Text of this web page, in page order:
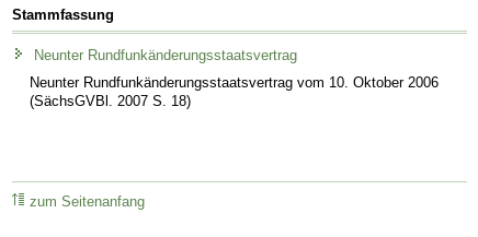
Stammfassung
Neunter Rundfunkänderungsstaatsvertrag
Neunter Rundfunkänderungsstaatsvertrag vom 10. Oktober 2006
(SächsGVBl. 2007 S. 18)
zum Seitenanfang